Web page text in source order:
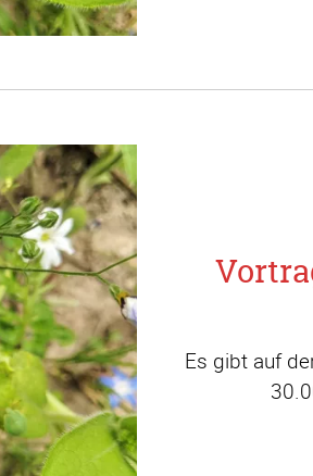
Es gibt auf